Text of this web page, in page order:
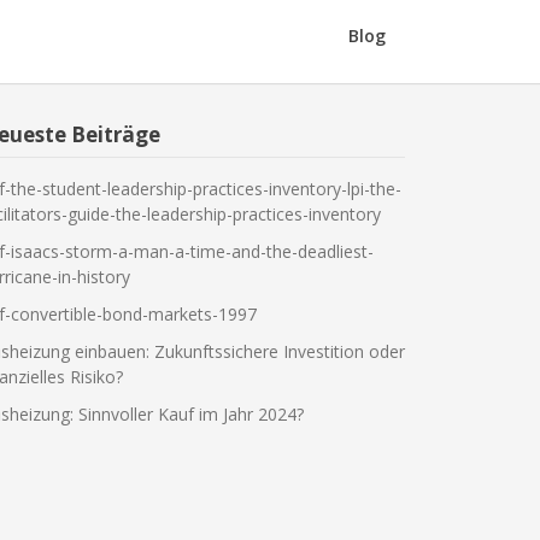
Blog
Beiträge
the-student-leadership-practices-inventory-lpi-the-
guide-the-leadership-practices-inventory
isaacs-storm-a-man-a-time-and-the-deadliest-
in-history
convertible-bond-markets-1997
einbauen: Zukunftssichere Investition oder
Risiko?
Sinnvoller Kauf im Jahr 2024?